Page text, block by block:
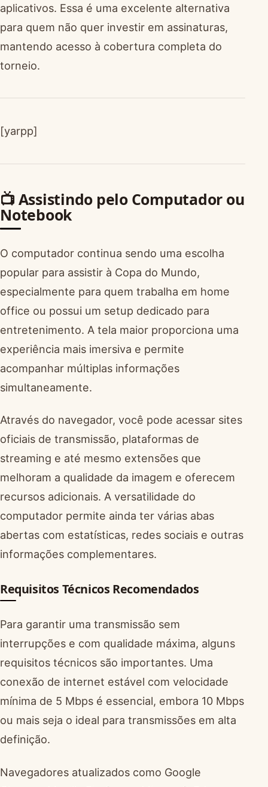
aplicativos. Essa é uma excelente alternativa
para quem não quer investir em assinaturas,
mantendo acesso à cobertura completa do
torneio.
[yarpp]
📺 Assistindo pelo Computador ou
Notebook
O computador continua sendo uma escolha
popular para assistir à Copa do Mundo,
especialmente para quem trabalha em home
office ou possui um setup dedicado para
entretenimento. A tela maior proporciona uma
experiência mais imersiva e permite
acompanhar múltiplas informações
simultaneamente.
Através do navegador, você pode acessar sites
oficiais de transmissão, plataformas de
streaming e até mesmo extensões que
melhoram a qualidade da imagem e oferecem
recursos adicionais. A versatilidade do
computador permite ainda ter várias abas
abertas com estatísticas, redes sociais e outras
informações complementares.
Requisitos Técnicos Recomendados
Para garantir uma transmissão sem
interrupções e com qualidade máxima, alguns
requisitos técnicos são importantes. Uma
conexão de internet estável com velocidade
mínima de 5 Mbps é essencial, embora 10 Mbps
ou mais seja o ideal para transmissões em alta
definição.
Navegadores atualizados como Google